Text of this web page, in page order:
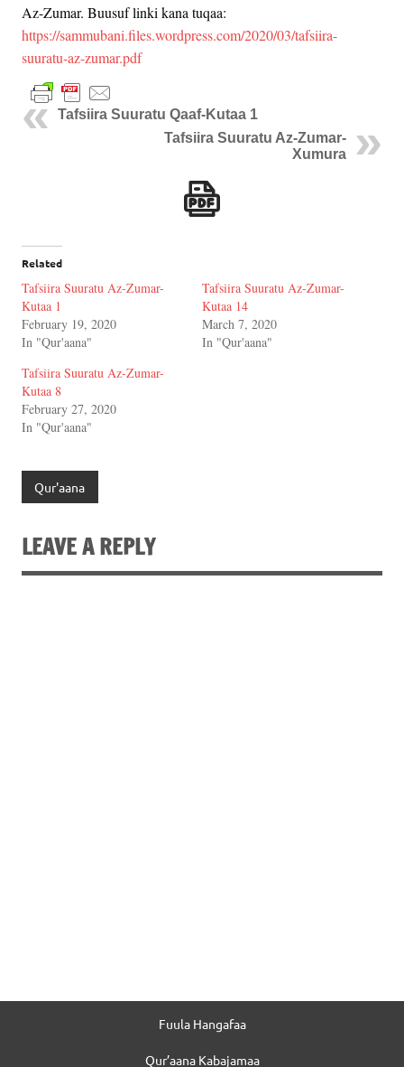
Az-Zumar. Buusuf linki kana tuqaa:
https://sammubani.files.wordpress.com/2020/03/tafsiira-
suuratu-az-zumar.pdf
Tafsiira Suuratu Qaaf-Kutaa 1
Tafsiira Suuratu Az-Zumar-
Xumura
Related
Tafsiira Suuratu Az-Zumar-
Kutaa 1
February 19, 2020
In "Qur'aana"
Tafsiira Suuratu Az-Zumar-
Kutaa 14
March 7, 2020
In "Qur'aana"
Tafsiira Suuratu Az-Zumar-
Kutaa 8
February 27, 2020
In "Qur'aana"
Qur'aana
LEAVE A REPLY
Fuula Hangafaa
Qur’aana Kabajamaa